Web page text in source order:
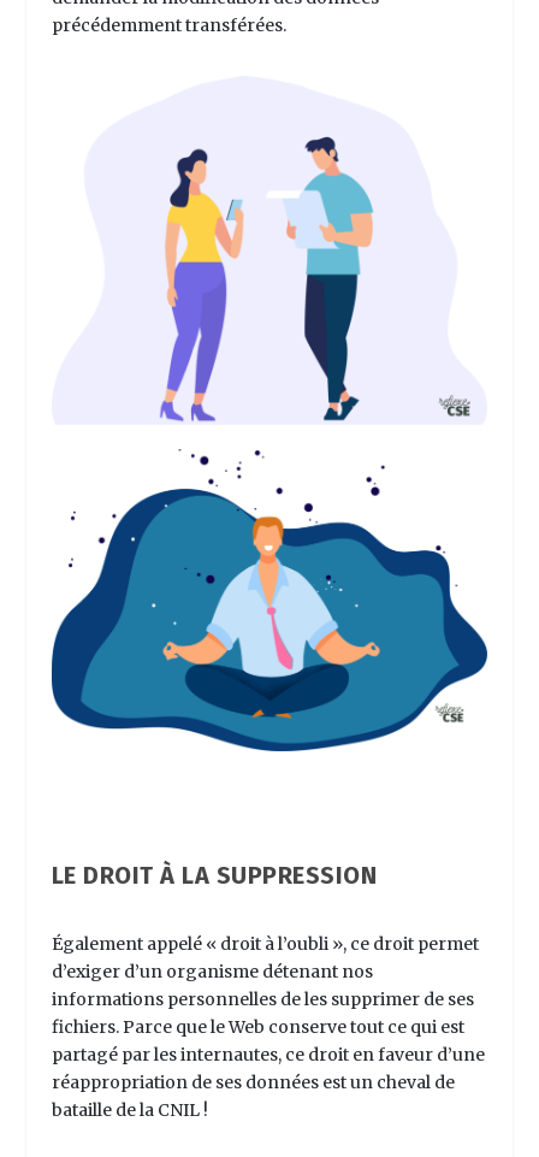
précédemment transférées.
LE DROIT À LA SUPPRESSION
Également appelé « droit à l’oubli », ce droit permet
d’exiger d’un organisme détenant nos
informations personnelles de les supprimer de ses
fichiers. Parce que le Web conserve tout ce qui est
partagé par les internautes, ce droit en faveur d’une
réappropriation de ses données est un cheval de
bataille de la CNIL !